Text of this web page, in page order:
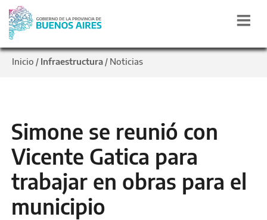
Inicio / Infraestructura / Noticias
Simone se reunió con
Vicente Gatica para
trabajar en obras para el
municipio